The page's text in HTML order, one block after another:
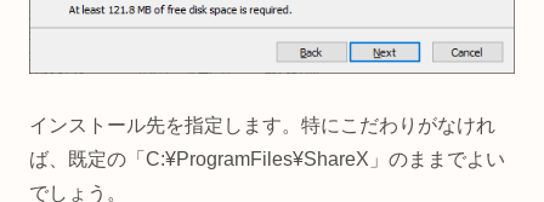
インストール先を指定します。特にこだわりがなけれ
ば、既定の「C:¥ProgramFiles¥ShareX」のままでよい
でしょう。